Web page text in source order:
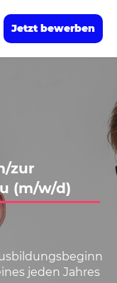
Jetzt bewerben
zur
(m/w/d)
jeden Jahres